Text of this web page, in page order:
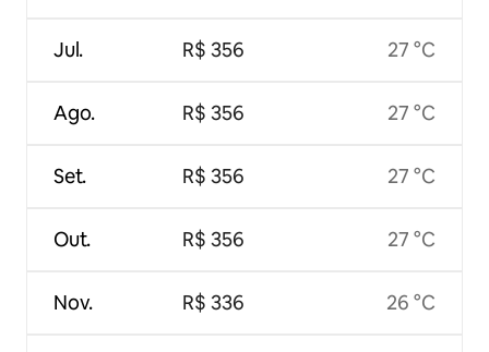
Jul.
Ago.
Set.
Out.
Nov.
R$ 356
R$ 356
R$ 356
R$ 356
R$ 336
27 °C
27 °C
27 °C
27 °C
26 °C